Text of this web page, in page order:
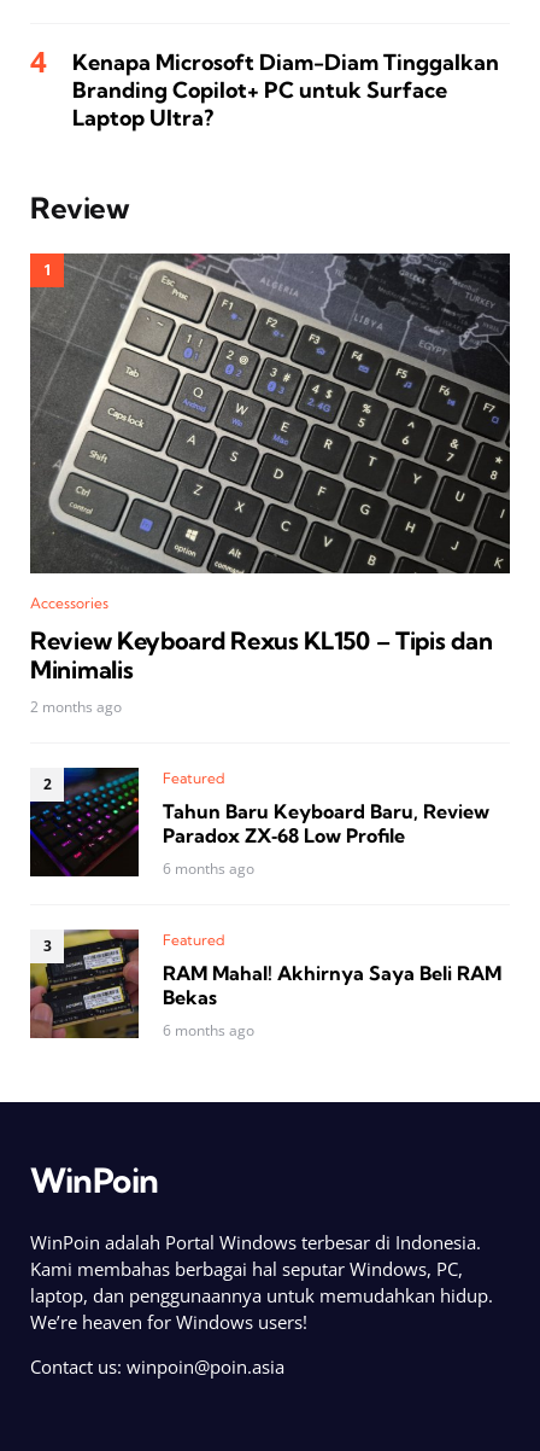
Kenapa Microsoft Diam-Diam Tinggalkan
Branding Copilot+ PC untuk Surface
Laptop Ultra?
Review
Accessories
Review Keyboard Rexus KL150 – Tipis dan
Minimalis
2 months ago
Featured
Tahun Baru Keyboard Baru, Review
Paradox ZX‑68 Low Profile
6 months ago
Featured
RAM Mahal! Akhirnya Saya Beli RAM
Bekas
6 months ago
WinPoin
WinPoin adalah Portal Windows terbesar di Indonesia.
Kami membahas berbagai hal seputar Windows, PC,
laptop, dan penggunaannya untuk memudahkan hidup.
We’re heaven for Windows users!
Contact us: winpoin@poin.asia